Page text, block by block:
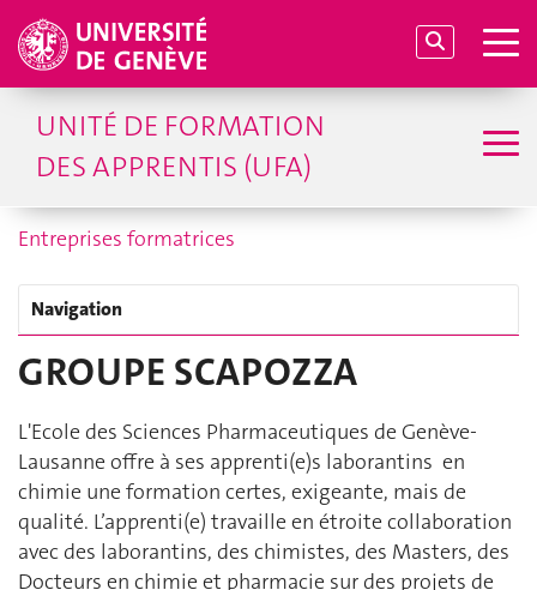
UNITÉ DE FORMATION
DES APPRENTIS (UFA)
Entreprises formatrices
Navigation
GROUPE SCAPOZZA
L'Ecole des Sciences Pharmaceutiques de Genève-
Lausanne offre à ses apprenti(e)s laborantins en
chimie une formation certes, exigeante, mais de
qualité. L’apprenti(e) travaille en étroite collaboration
avec des laborantins, des chimistes, des Masters, des
Docteurs en chimie et pharmacie sur des projets de